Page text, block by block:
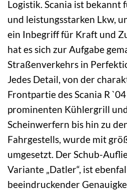
Logistik. Scania ist bekannt
und leistungsstarken Lkw,
ein Inbegriff für Kraft und
hat es sich zur Aufgabe
Straßenverkehrs in
Jedes Detail, von der
Frontpartie des Scania R
prominenten Kühlergrill
Scheinwerfern bis hin zu
Fahrgestells, wurde mit
umgesetzt. Der Schub-
Variante „Datler“, ist
beeindruckender